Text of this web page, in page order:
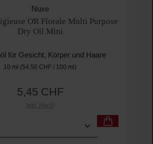
Nuxe
OR Florale Multi Purpose
Dry Oil Mini
für Gesicht, Körper und Haare
10 ml (54,50 CHF / 100 ml)
Regulärer Preis:
5,45 CHF
Inkl. MwSt
Gib den gewünschten Wert